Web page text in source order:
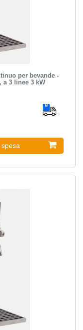
per bevande -
a 3 linee 3 kW